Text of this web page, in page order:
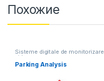
Похожие
Sisteme digitale de monitorizare
video
Parking Analysis